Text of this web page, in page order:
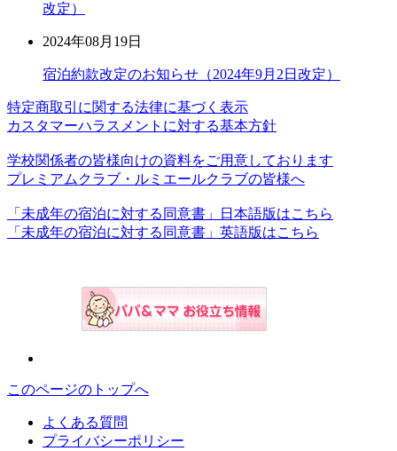
改定）
2024年08月19日
宿泊約款改定のお知らせ（2024年9月2日改定）
特定商取引に関する法律に基づく表示
カスタマーハラスメントに対する基本方針
学校関係者の皆様向けの資料をご用意しております
プレミアムクラブ・ルミエールクラブの皆様へ
「未成年の宿泊に対する同意書」日本語版はこちら
「未成年の宿泊に対する同意書」英語版はこちら
このページのトップへ
よくある質問
プライバシーポリシー